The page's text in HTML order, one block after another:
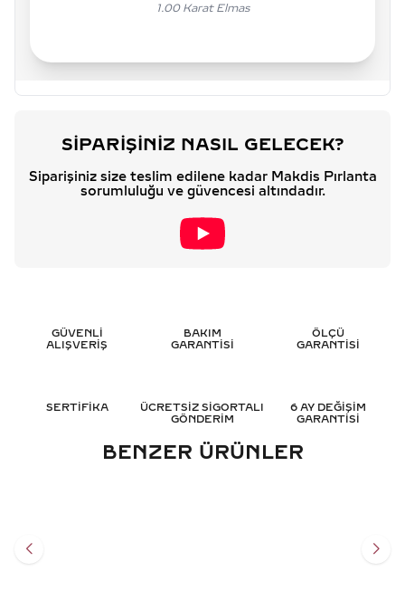
1.00Karat Elmas
SIPARIŞINIZ NASIL GELECEK?
Siparişiniz size teslim edilene kadar Makdis Pırlanta
sorumluluğu ve güvencesi altındadır.
GÜVENLİ
ALIŞVERİŞ
BAKIM
GARANTİSİ
ÖLÇÜ
GARANTİSİ
SERTİFİKA
ÜCRETSİZ SİGORTALI
GÖNDERİM
6 AY DEĞİŞİM
GARANTİSİ
BENZER ÜRÜNLER